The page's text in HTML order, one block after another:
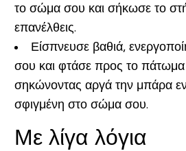
το σώμα σου και σήκωσε το
επανέλθεις.
Είσπνευσε βαθιά,
σου και φτάσε προς το
σηκώνοντας αργά την μπάρα
σφιγμένη στο σώμα σου.
Με λίγα λόγια